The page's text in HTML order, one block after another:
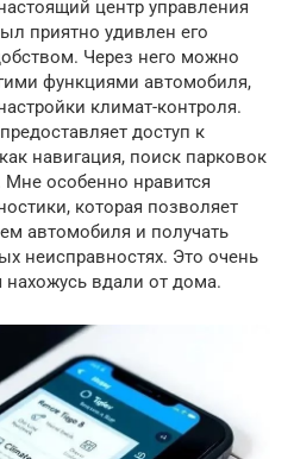
центр управления
приятно удивлен его
Через него можно
функциями автомобиля,
климат-контроля.
доступ к
навигация, поиск парковок
особенно нравится
которая позволяет
автомобиля и получать
неисправностях. Это очень
нахожусь вдали от дома.